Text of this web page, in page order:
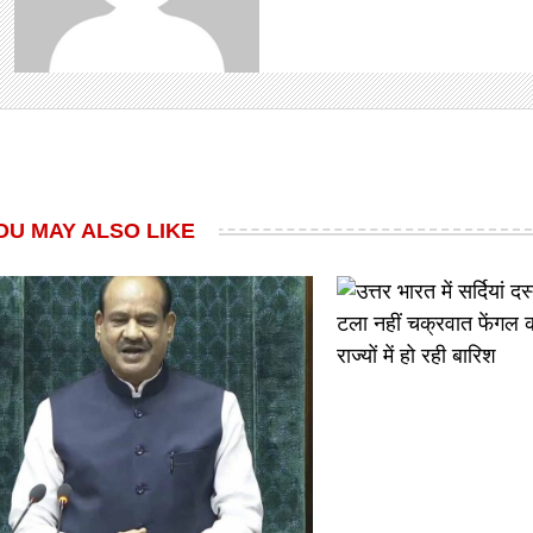
MAY ALSO LIKE